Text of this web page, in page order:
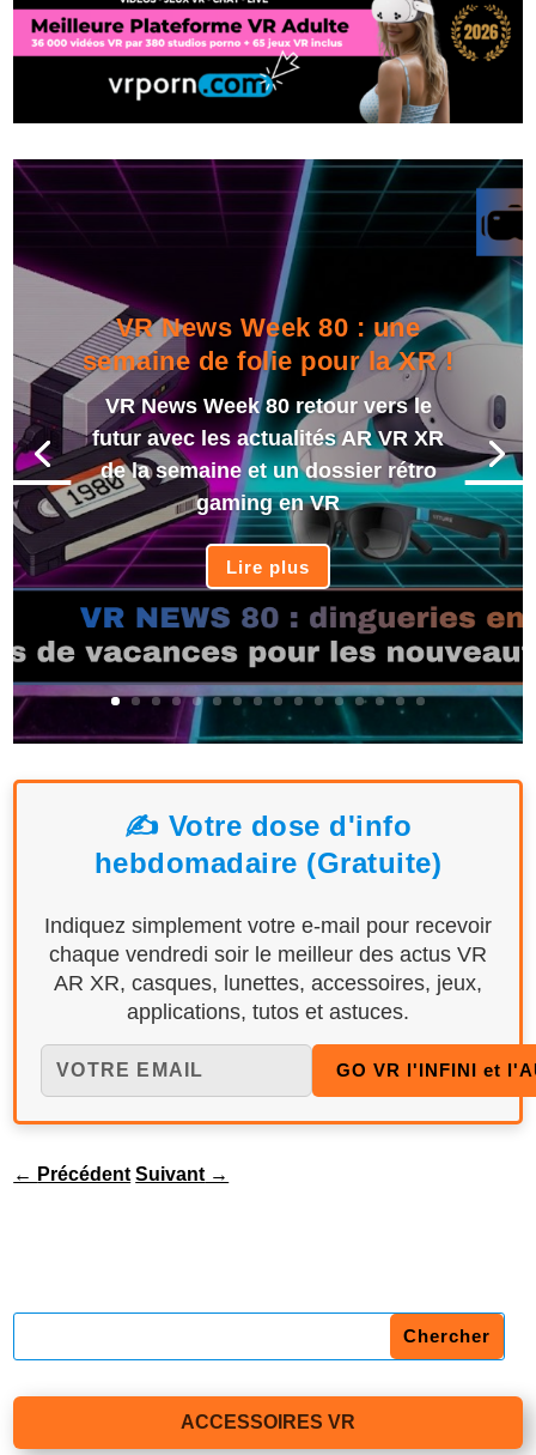
VR News Week 80 : une
semaine de folie pour la XR !
VR News Week 80 retour vers le
futur avec les actualités AR VR XR
de la semaine et un dossier rétro
gaming en VR
Lire plus
✍️ Votre dose d'info
hebdomadaire (Gratuite)
Indiquez simplement votre e-mail pour recevoir
chaque vendredi soir le meilleur des actus VR
AR XR, casques, lunettes, accessoires, jeux,
applications, tutos et astuces.
← Précédent Suivant →
ACCESSOIRES VR